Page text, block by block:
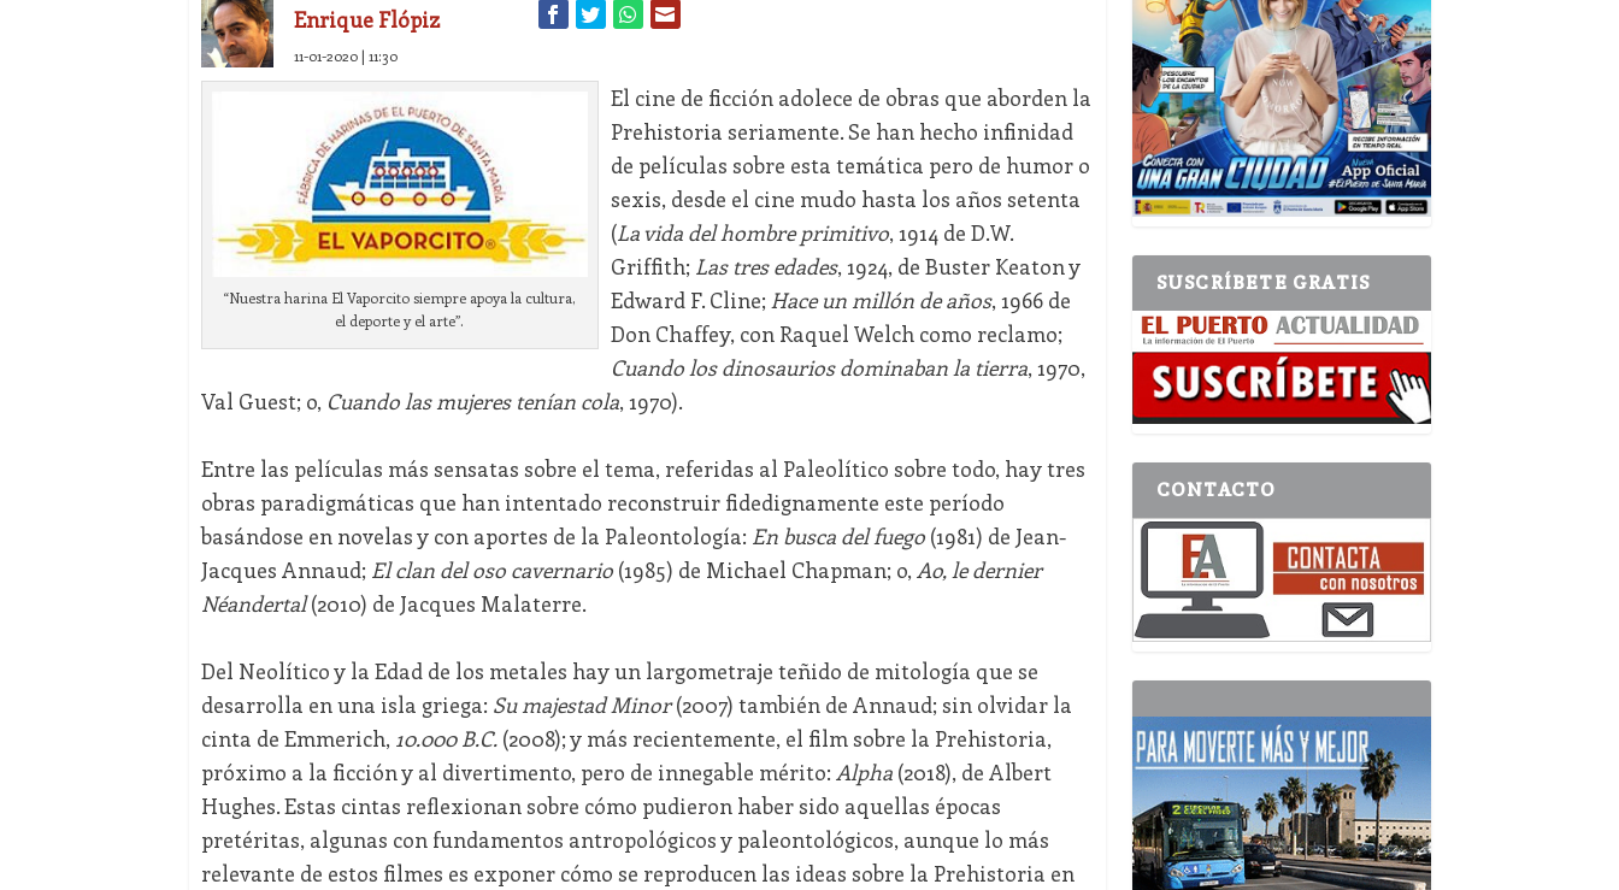
Enrique Flópiz
11-01-2020 | 11:30
“Nuestra harina El Vaporcito siempre apoya la cultura,
el deporte y el arte”.
El cine de ficción adolece de obras que aborden la
Prehistoria seriamente. Se han hecho infinidad
de películas sobre esta temática pero de humor o
sexis, desde el cine mudo hasta los años setenta
(La vida del hombre primitivo, 1914 de D.W.
Griffith; Las tres edades, 1924, de Buster Keaton y
Edward F. Cline; Hace un millón de años, 1966 de
Don Chaffey, con Raquel Welch como reclamo;
Cuando los dinosaurios dominaban la tierra, 1970,
Val Guest; o, Cuando las mujeres tenían cola, 1970).
Entre las películas más sensatas sobre el tema, referidas al Paleolítico sobre todo, hay tres
obras paradigmáticas que han intentado reconstruir fidedignamente este período
basándose en novelas y con aportes de la Paleontología: En busca del fuego(1981) de Jean-
Jacques Annaud; El clan del oso cavernario(1985) de Michael Chapman; o, Ao, le dernier
Néandertal(2010) de Jacques Malaterre.
Del Neolítico y la Edad de los metales hay un largometraje teñido de mitología que se
desarrolla en una isla griega: Su majestad Minor(2007) también de Annaud; sin olvidar la
cinta de Emmerich, 10.000 B.C.(2008); y más recientemente, el film sobre la Prehistoria,
próximo a la ficción y al divertimento, pero de innegable mérito: Alpha(2018), de Albert
Hughes. Estas cintas reflexionan sobre cómo pudieron haber sido aquellas épocas
pretéritas, algunas con fundamentos antropológicos y paleontológicos, aunque lo más
relevante de estos filmes es exponer cómo se reproducen las ideas sobre la Prehistoria en
SUSCRÍBETE GRATIS
CONTACTO